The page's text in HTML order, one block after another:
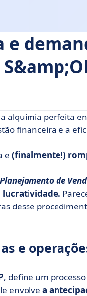
(S&OP)?
5 principais
a serem seguidas
de S&OP
alquimia perfeita
financeira e a
e (finalmente!)
de
lucratividade.
desse
e
, define um
envolve a